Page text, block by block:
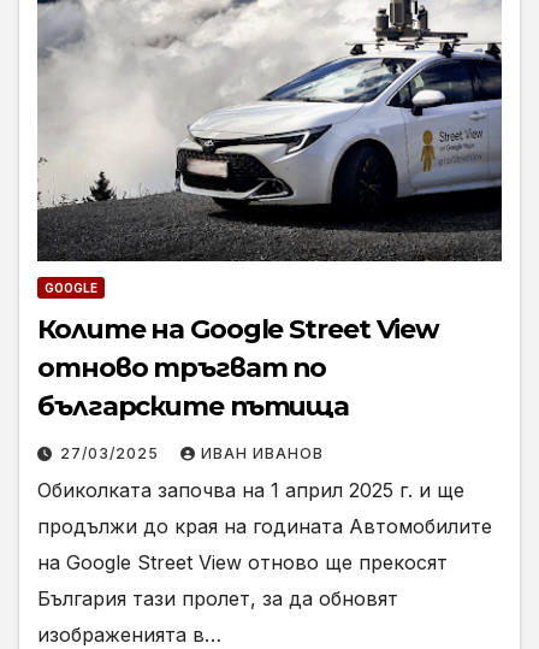
GOOGLE
Колите на Google Street View
отново тръгват по
българските пътища
27/03/2025 ИВАН ИВАНОВ
Обиколката започва на 1 април 2025 г. и ще
продължи до края на годината Автомобилите
на Google Street View отново ще прекосят
България тази пролет, за да обновят
изображенията в…